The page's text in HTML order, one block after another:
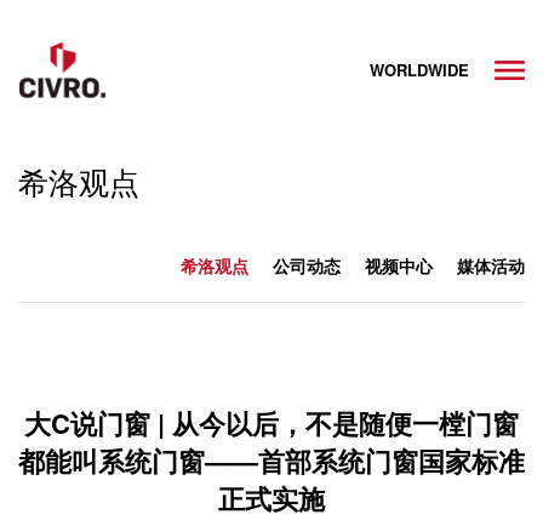
WORLDWIDE
希洛观点
希洛观点 公司动态 视频中心 媒体活动
大C说门窗 | 从今以后，不是随便一樘门窗
都能叫系统门窗——首部系统门窗国家标准
正式实施